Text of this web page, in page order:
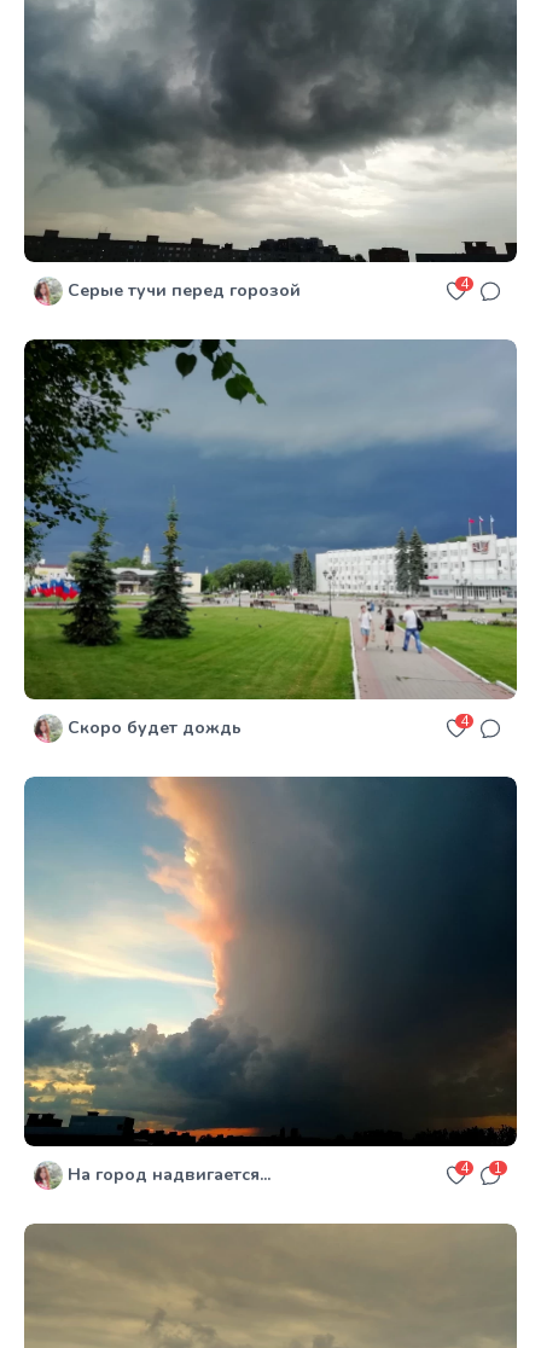
Серые тучи перед горозой 4
Скоро будет дождь 4
На город надвигается... 4 1